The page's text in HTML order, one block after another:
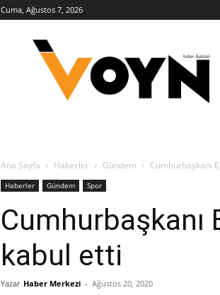
Cuma, Ağustos 7, 2026
Haber
Ana Sayfa Haberler Gündem Cumhurbaşkanı
Haberler Gündem Spor
Cumhurbaşkanı
kabul etti
Yazar Haber Merkezi - Ağustos 20, 2020